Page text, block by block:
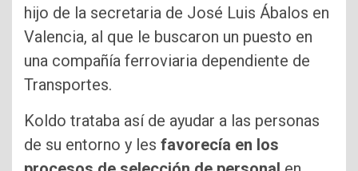
hijo de la secretaria de José Luis Ábalos en
Valencia, al que le buscaron un puesto en
una compañía ferroviaria dependiente de
Transportes.
Koldo trataba así de ayudar a las personas
de su entorno y les favorecía en los